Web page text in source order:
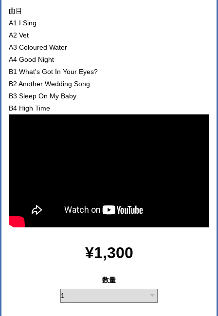
曲目
A1 I Sing
A2 Vet
A3 Coloured Water
A4 Good Night
B1 What's Got In Your Eyes?
B2 Another Wedding Song
B3 Sleep On My Baby
B4 High Time
¥1,300
数量